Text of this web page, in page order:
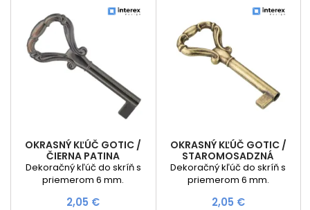
OKRASNÝ KĽÚČ GOTIC /
ČIERNA PATINA
Dekoračný kľúč do skríň s
priemerom 6 mm.
Cena
2,05 €
OKRASNÝ KĽÚČ GOTIC /
STAROMOSADZNÁ
Dekoračný kľúč do skríň s
priemerom 6 mm.
Cena
2,05 €